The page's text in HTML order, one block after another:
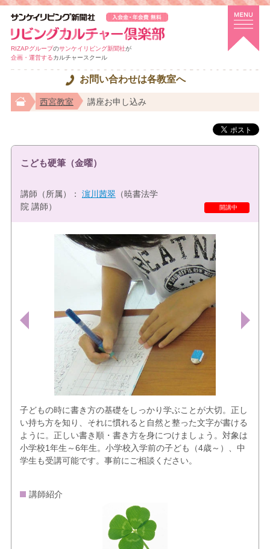
RIZAPグループのサンケイリビング新聞社が
企画・運営するカルチャースクール
お問い合わせは各教室へ
西宮教室 講座お申し込み
特選講座
開講中
こども硬筆（金曜）
講師（所属）： 濵川茜翠（暁書法学
院 講師）
子どもの時に書き方の基礎をしっかり学ぶことが大切。正し
い持ち方を知り、それに慣れると自然と整った文字が書ける
ように。正しい書き順・書き方を身につけましょう。対象は
小学校1年生～6年生。小学校入学前の子ども（4歳～）、中
学生も受講可能です。事前にご相談ください。
講師紹介